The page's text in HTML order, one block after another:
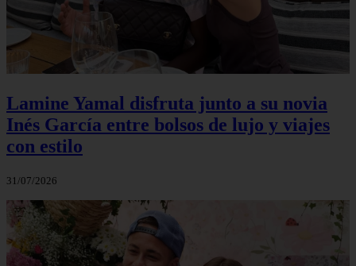
Lamine Yamal disfruta junto a su novia
Inés García entre bolsos de lujo y viajes
con estilo
31/07/2026